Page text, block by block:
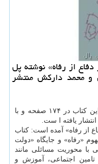
از رفاه» نوشته پل
و محمد داركش منتشر
به گزارش سیب پال به نقل از ایسنا، این كتاب در ۱۷۴ صفحه و با
از رفاه» آمده است: كتاب
«رفاه» و جایگاه «دولت
با محوریت مسائلی مانند
اجتماعی، آموزش و